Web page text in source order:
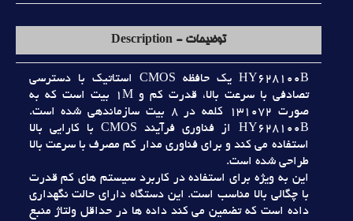
توضیحات - Description
HY628100B يک حافظه CMOS استاتيک با دسترسي
تصادفي با سرعت بالا، قدرت کم و 1M بيت است که به
صورت 131072 کلمه در 8 بيت سازماندهي شده است.
HY628100B از فناوري فرآيند CMOS با کارايي بالا
استفاده مي کند و براي فناوري مدار کم مصرف با سرعت بالا
طراحي شده است.
اين به ويژه براي استفاده در کاربرد سيستم هاي کم قدرت
با چگالي بالا مناسب است. اين دستگاه داراي حالت نگهداري
داده است که تضمين مي کند داده ها در حداقل ولتاژ منبع